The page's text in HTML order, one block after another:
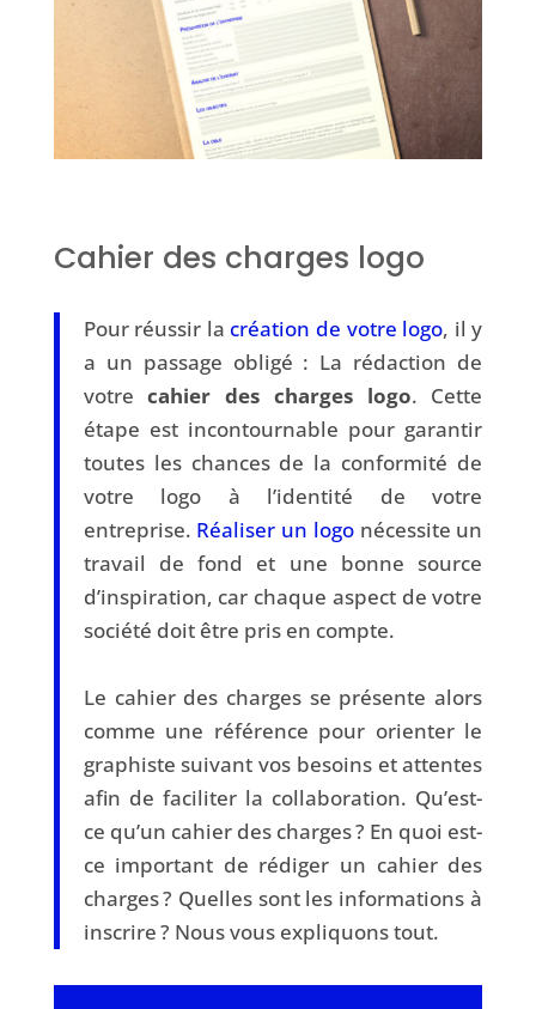
Cahier des charges logo
Pour réussir la création de votre logo, il y
a un passage obligé : La rédaction de
votrecahier des charges logo. Cette
étape est incontournable pour garantir
toutes les chances de la conformité de
votre logo à l’identité de votre
entreprise. Réaliser un logonécessite un
travail de fond et une bonne source
d’inspiration, car chaque aspect de votre
société doit être pris en compte.
Le cahier des charges se présente alors
comme une référence pour orienter le
graphiste suivant vos besoins et attentes
afin de faciliter la collaboration. Qu’est-
ce qu’un cahier des charges ? En quoi est-
ce important de rédiger un cahier des
charges ? Quelles sont les informations à
inscrire ? Nous vous expliquons tout.